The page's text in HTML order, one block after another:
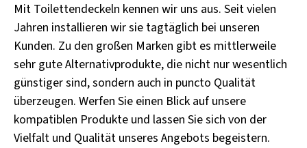
Mit Toilettendeckeln kennen wir uns aus. Seit vielen
Jahren installieren wir sie tagtäglich bei unseren
Kunden. Zu den großen Marken gibt es mittlerweile
sehr gute Alternativprodukte, die nicht nur wesentlich
günstiger sind, sondern auch in puncto Qualität
überzeugen. Werfen Sie einen Blick auf unsere
kompatiblen Produkte und lassen Sie sich von der
Vielfalt und Qualität unseres Angebots begeistern.